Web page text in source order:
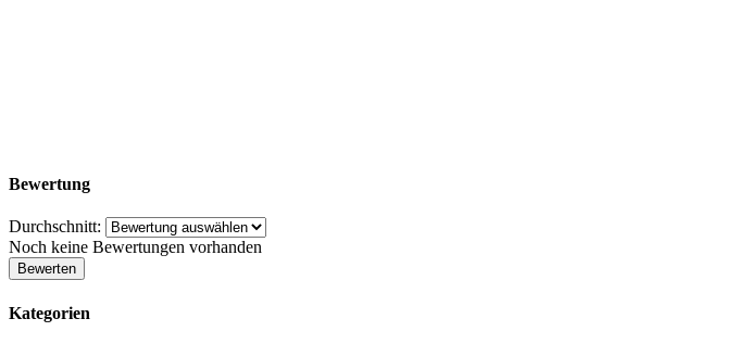
Bewertung
Durchschnitt:
Noch keine Bewertungen vorhanden
Kategorien